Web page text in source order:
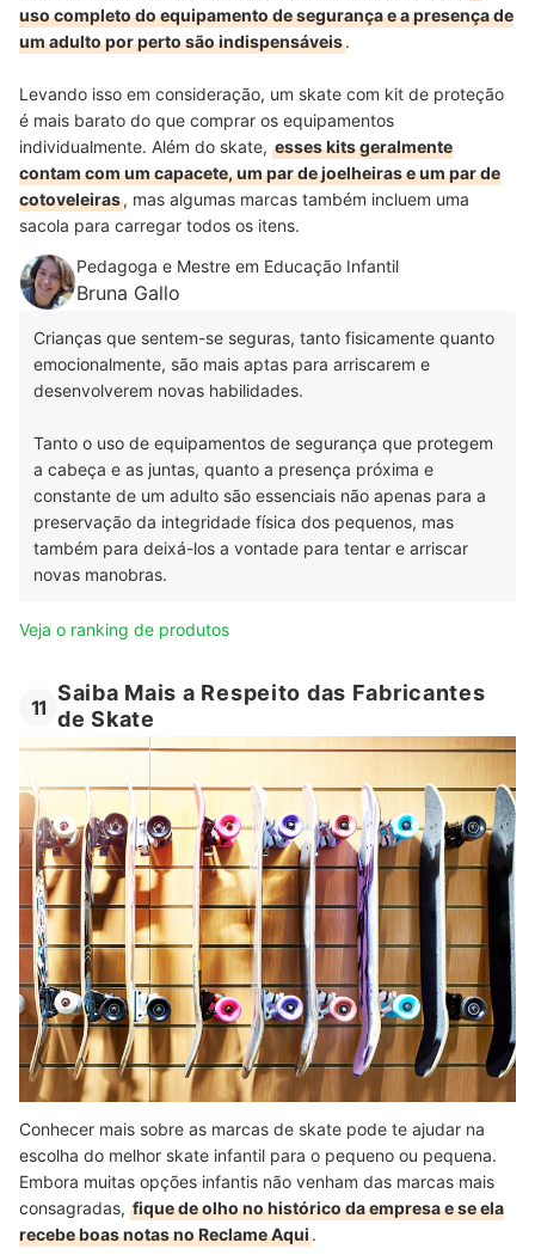
uso completo do equipamento de segurança e a presença de
um adulto por perto são indispensáveis.
Levando isso em consideração, um skate com kit de proteção
é mais barato do que comprar os equipamentos
individualmente. Além do skate, esses kits geralmente
contam com um capacete, um par de joelheiras e um par de
cotoveleiras, mas algumas marcas também incluem uma
sacola para carregar todos os itens.
Pedagoga e Mestre em Educação Infantil
Bruna Gallo
Crianças que sentem-se seguras, tanto fisicamente quanto
emocionalmente, são mais aptas para arriscarem e
desenvolverem novas habilidades.
Tanto o uso de equipamentos de segurança que protegem
a cabeça e as juntas, quanto a presença próxima e
constante de um adulto são essenciais não apenas para a
preservação da integridade física dos pequenos, mas
também para deixá-los a vontade para tentar e arriscar
novas manobras.
Veja o ranking de produtos
11
Saiba Mais a Respeito das Fabricantes
de Skate
Conhecer mais sobre as marcas de skate pode te ajudar na
escolha do melhor skate infantil para o pequeno ou pequena.
Embora muitas opções infantis não venham das marcas mais
consagradas, fique de olho no histórico da empresa e se ela
recebe boas notas no Reclame Aqui.